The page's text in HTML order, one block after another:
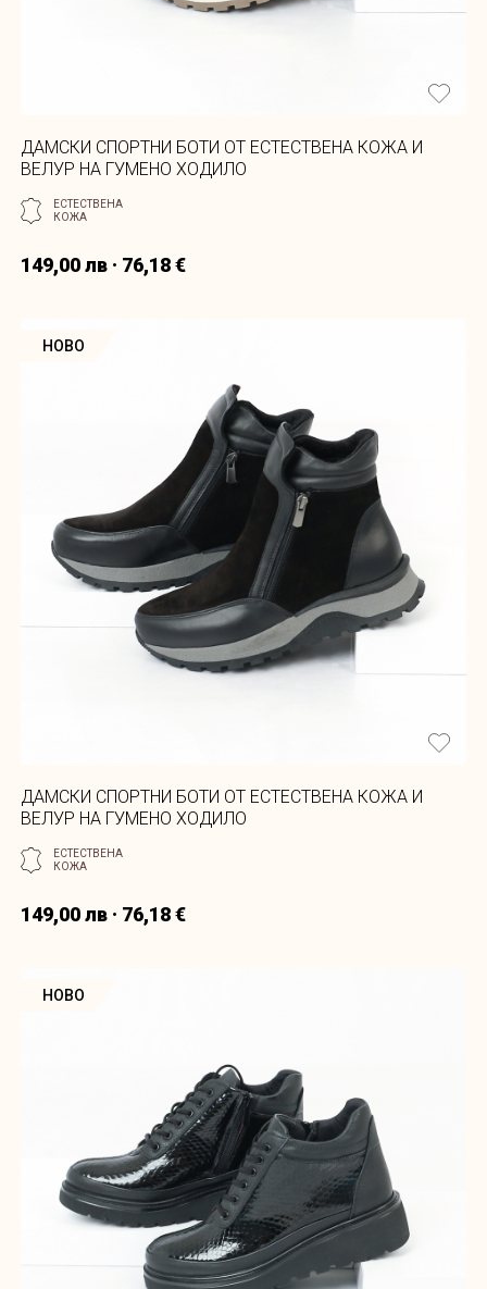
ДАМСКИ СПОРТНИ БОТИ ОТ ЕСТЕСТВЕНА КОЖА И
ВЕЛУР НА ГУМЕНО ХОДИЛО
ЕСТЕСТВЕНА
КОЖА
149,00 лв · 76,18 €
НОВО
ДАМСКИ СПОРТНИ БОТИ ОТ ЕСТЕСТВЕНА КОЖА И
ВЕЛУР НА ГУМЕНО ХОДИЛО
ЕСТЕСТВЕНА
КОЖА
149,00 лв · 76,18 €
НОВО